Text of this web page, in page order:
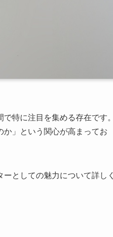
特に注目を集める存在です。
」という関心が高まってお
としての魅力について詳しく